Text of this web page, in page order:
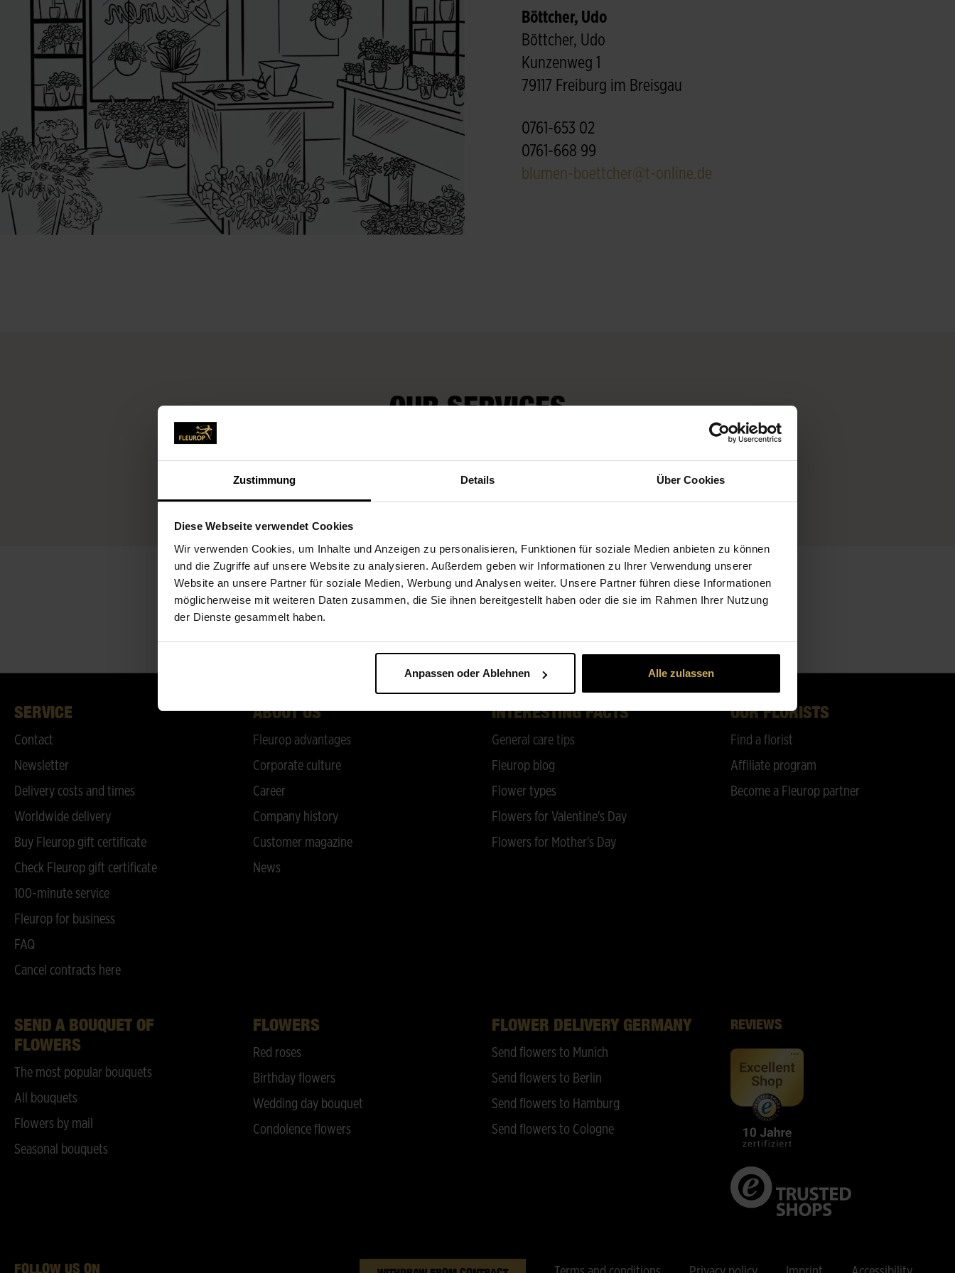
Zustimmung Details Über Cookies
Diese Webseite verwendet Cookies
Wir verwenden Cookies, um Inhalte und Anzeigen zu personalisieren, Funktionen für soziale Medien anbieten zu können
und die Zugriffe auf unsere Website zu analysieren. Außerdem geben wir Informationen zu Ihrer Verwendung unserer
Website an unsere Partner für soziale Medien, Werbung und Analysen weiter. Unsere Partner führen diese Informationen
möglicherweise mit weiteren Daten zusammen, die Sie ihnen bereitgestellt haben oder die sie im Rahmen Ihrer Nutzung
der Dienste gesammelt haben.
Anpassen oder Ablehnen Alle zulassen
Böttcher, Udo
Böttcher, Udo
Kunzenweg 1
79117 Freiburg im Breisgau
0761-653 02
0761-668 99
blumen-boettcher@t-online.de
OUR SERVICES
SERVICE
Contact
Newsletter
Delivery costs and times
Worldwide delivery
Buy Fleurop gift certificate
Check Fleurop gift certificate
100-minute service
Fleurop for business
FAQ
Cancel contracts here
ABOUT US
Fleurop advantages
Corporate culture
Career
Company history
Customer magazine
News
INTERESTING FACTS
General care tips
Fleurop blog
Flower types
Flowers for Valentine's Day
Flowers for Mother's Day
OUR FLORISTS
Find a florist
Affiliate program
Become a Fleurop partner
SEND A BOUQUET OF
FLOWERS
The most popular bouquets
All bouquets
Flowers by mail
Seasonal bouquets
FLOWERS
Red roses
Birthday flowers
Wedding day bouquet
Condolence flowers
FLOWER DELIVERY GERMANY
Send flowers to Munich
Send flowers to Berlin
Send flowers to Hamburg
Send flowers to Cologne
REVIEWS
FOLLOW US ON